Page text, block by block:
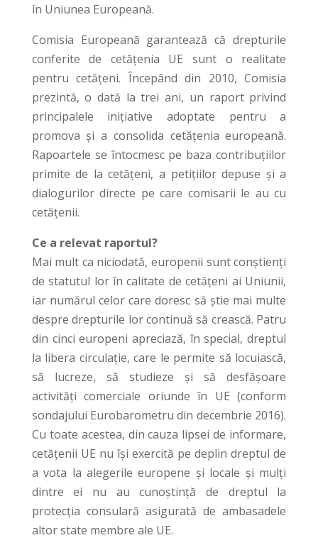
în Uniunea Europeană.
Comisia Europeană garantează că drepturile
conferite de cetățenia UE sunt o realitate
pentru cetățeni. Începând din 2010, Comisia
prezintă, o dată la trei ani, un raport privind
principalele inițiative adoptate pentru a
promova și a consolida cetățenia europeană.
Rapoartele se întocmesc pe baza contribuțiilor
primite de la cetățeni, a petițiilor depuse și a
dialogurilor directe pe care comisarii le au cu
cetățenii.
Ce a relevat raportul?
Mai mult ca niciodată, europenii sunt conștienți
de statutul lor în calitate de cetățeni ai Uniunii,
iar numărul celor care doresc să știe mai multe
despre drepturile lor continuă să crească. Patru
din cinci europeni apreciază, în special, dreptul
la libera circulație, care le permite să locuiască,
să lucreze, să studieze și să desfășoare
activități comerciale oriunde în UE (conform
sondajului Eurobarometru din decembrie 2016).
Cu toate acestea, din cauza lipsei de informare,
cetățenii UE nu își exercită pe deplin dreptul de
a vota la alegerile europene și locale și mulți
dintre ei nu au cunoștință de dreptul la
protecția consulară asigurată de ambasadele
altor state membre ale UE.